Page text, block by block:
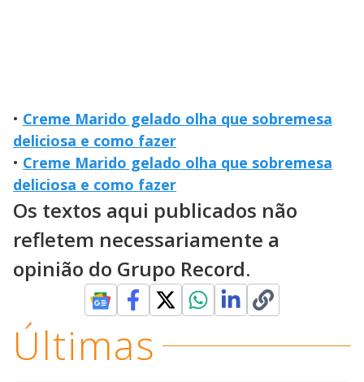
• Creme Marido gelado olha que sobremesa
deliciosa e como fazer
• Creme Marido gelado olha que sobremesa
deliciosa e como fazer
Os textos aqui publicados não
refletem necessariamente a
opinião do Grupo Record.
Últimas